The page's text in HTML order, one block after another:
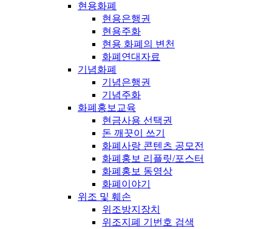
현용화폐
현용은행권
현용주화
현용 화폐의 변천
화폐연대자료
기념화폐
기념은행권
기념주화
화폐홍보교육
현금사용 선택권
돈 깨끗이 쓰기
화폐사랑 콘텐츠 공모전
화폐홍보 리플릿/포스터
화폐홍보 동영상
화폐이야기
위조 및 훼손
위조방지장치
위조지폐 기번호 검색